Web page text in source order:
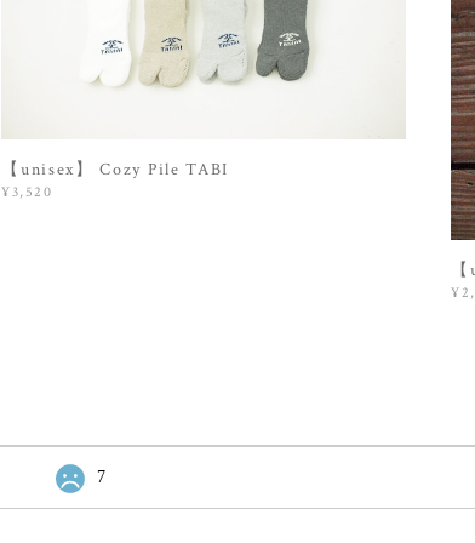
【unisex】 Cozy Pile TABI
¥3,520
7